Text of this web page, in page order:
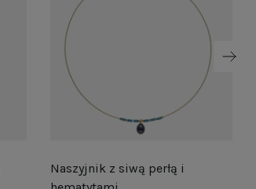
Naszyjnik z siwą perłą i